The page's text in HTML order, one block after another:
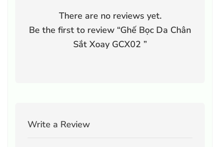
There are no reviews yet.
Be the first to review “Ghế Bọc Da Chân
Sắt Xoay GCX02 ”
Write a Review